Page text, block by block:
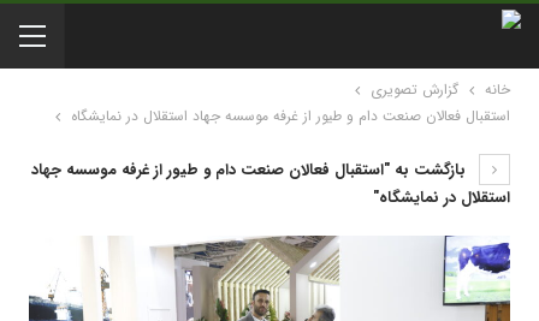
خانه
گزارش تصویری
استقبال فعالان صنعت دام و طیور از غرفه موسسه جهاد استقلال در نمایشگاه
بازگشت به "استقبال فعالان صنعت دام و طیور از غرفه موسسه جهاد
استقلال در نمایشگاه"